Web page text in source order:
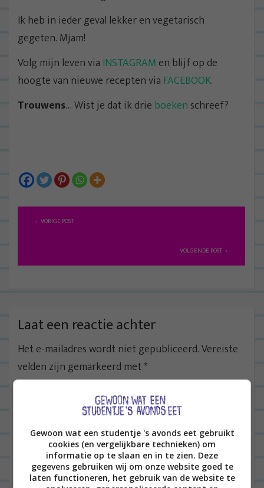
Ik heb in ieder geval lekker en vegetarisch
gegeten. Mjam!
Volg mijn leven via INSTAGRAM en blijf op de
hoogte van nieuwe recepten via FACEBOOK.
Trouwens… Wist je dat ik drie boeken schreef?
B
i
t
a
v
VORIGE POST
VOLGENDE POST
Laat een reactie achter
Het e-mailadres wordt niet gepubliceerd.Vereiste
velden zijn gemarkeerd met*
Naam*
Gewoon wat een studentje 's avonds eet gebruikt
cookies (en vergelijkbare technieken) om
informatie op te slaan en in te zien. Deze
gegevens gebruiken wij om onze website goed te
laten functioneren, het gebruik van de website te